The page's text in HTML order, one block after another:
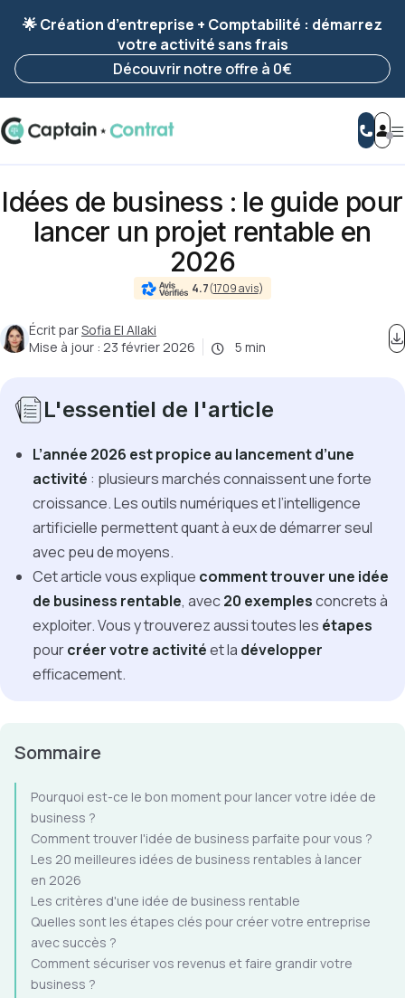
enregistrée 🚀
Reprendre ma démarche
🌟 Création d’entreprise + Comptabilité : démarrez
votre activité sans frais
Découvrir notre offre à 0€
Idées de business : le guide pour
lancer un projet rentable en
2026
4.7(1709 avis)
Écrit parSofia El Allaki
Mise à jour : 23 février 2026 5 min
L'essentiel de l'article
L’année 2026 est propice au lancement d’une
activité : plusieurs marchés connaissent une forte
croissance. Les outils numériques et l’intelligence
artificielle permettent quant à eux de démarrer seul
avec peu de moyens.
Cet article vous explique comment trouver une idée
de business rentable, avec20 exemplesconcrets à
exploiter. Vous y trouverez aussi toutes les étapes
pourcréer votre activitéet la développer
efficacement.
Sommaire
Pourquoi est-ce le bon moment pour lancer votre idée de
business ?
Comment trouver l'idée de business parfaite pour vous ?
Les 20 meilleures idées de business rentables à lancer
en 2026
Les critères d'une idée de business rentable
Quelles sont les étapes clés pour créer votre entreprise
avec succès ?
Comment sécuriser vos revenus et faire grandir votre
business ?